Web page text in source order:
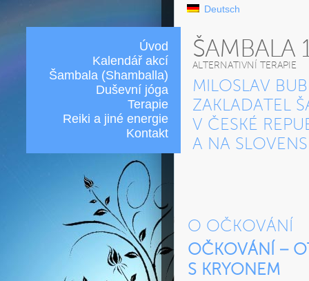
Úvod
Kalendář akcí
Šambala (Shamballa)
Duševní jóga
Terapie
Reiki a jiné energie
Kontakt
Deutsch
ŠAMBALA
ALTERNATIVNÍ TERAPIE
MILOSLAV
ZAKLADATEL
V ČESKÉ
A NA
O OČKOVÁNÍ
OČKOVÁNÍ –
S KRYONEM